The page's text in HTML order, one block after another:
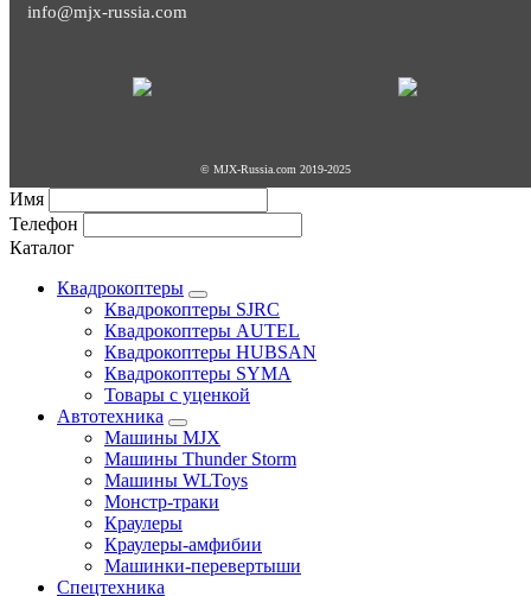
info@mjx-russia.com
© MJX-Russia.com 2019-2025
Имя
Телефон
Каталог
Квадрокоптеры
Квадрокоптеры SJRC
Квадрокоптеры AUTEL
Квадрокоптеры HUBSAN
Квадрокоптеры SYMA
Товары с уценкой
Автотехника
Машины MJX
Машины Thunder Storm
Машины WLToys
Монстр-траки
Краулеры
Краулеры-амфибии
Машинки-перевертыши
Спецтехника